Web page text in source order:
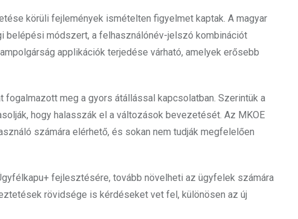
körüli fejlemények ismételten figyelmet kaptak. A magyar
belépési módszert, a felhasználónév-jelszó kombinációt
applikációk terjedése várható, amelyek erősebb
meg a gyors átállással kapcsolatban. Szerintük a
hogy halasszák el a változások bevezetését. Az MKOE
számára elérhető, és sokan nem tudják megfelelően
fejlesztésére, tovább növelheti az ügyfelek számára
rövidsége is kérdéseket vet fel, különösen az új